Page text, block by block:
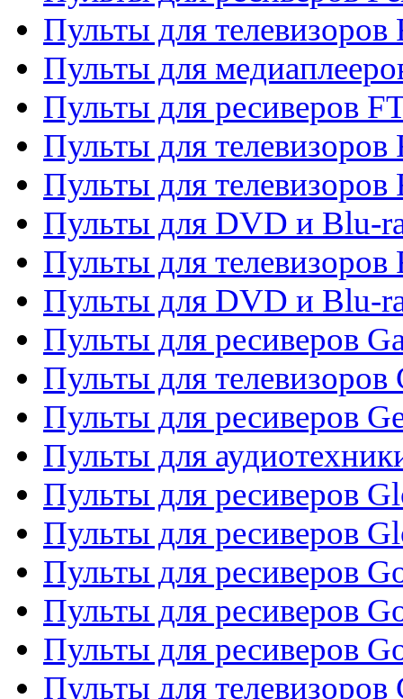
Пульты для
Пульты для
Пульты для ресиверов
Пульты для телевизоров
Пульты для телевизоров
Пульты для DVD и Blu-
Пульты для телевизоров
Пульты для DVD и Blu-
Пульты для ресиверов
Пульты для телевизоров
Пульты для ресиверов
Пульты для
Пульты для ресиверов
Пульты для ресиверов
Пульты для ресиверов
Пульты для ресиверов
Пульты для ресиверов
Пульты для телевизоров